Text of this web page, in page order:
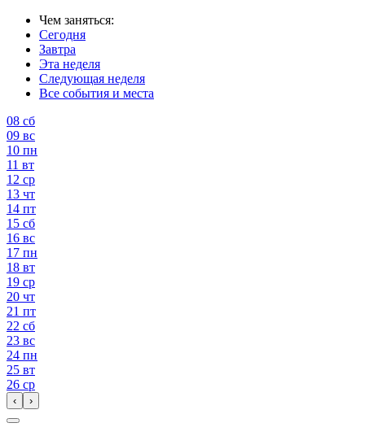
Чем заняться:
Сегодня
Завтра
Эта неделя
Следующая неделя
Все события и места
08 сб
09 вс
10 пн
11 вт
12 ср
13 чт
14 пт
15 сб
16 вс
17 пн
18 вт
19 ср
20 чт
21 пт
22 сб
23 вс
24 пн
25 вт
26 ср
‹ ›